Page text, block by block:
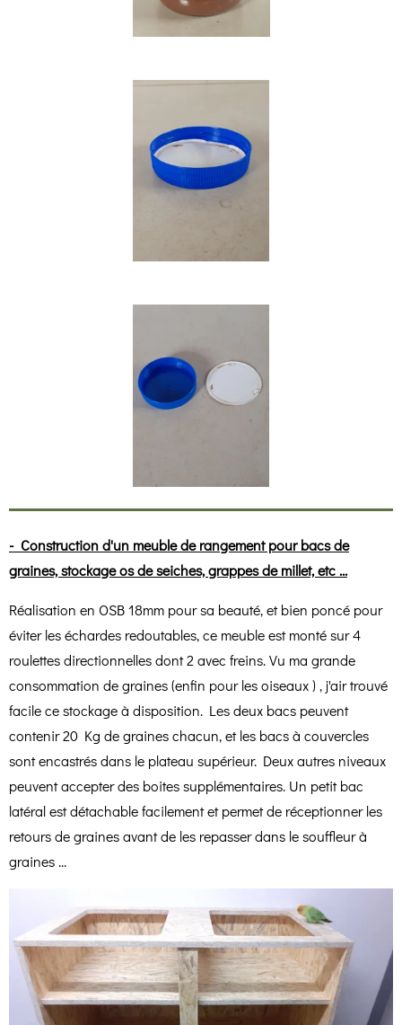
- Construction d'un meuble de rangement pour bacs de
graines, stockage os de seiches, grappes de millet, etc ...
Réalisation en OSB 18mm pour sa beauté, et bien poncé pour
éviter les échardes redoutables, ce meuble est monté sur 4
roulettes directionnelles dont 2 avec freins. Vu ma grande
consommation de graines (enfin pour les oiseaux ) , j'air trouvé
facile ce stockage à disposition. Les deux bacs peuvent
contenir 20 Kg de graines chacun, et les bacs à couvercles
sont encastrés dans le plateau supérieur. Deux autres niveaux
peuvent accepter des boites supplémentaires. Un petit bac
latéral est détachable facilement et permet de réceptionner les
retours de graines avant de les repasser dans le souffleur à
graines ...